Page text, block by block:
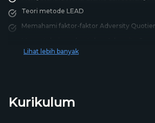
Teori metode LEAD
Memahami faktor-faktor Adversity
Lihat lebih banyak
Kurikulum